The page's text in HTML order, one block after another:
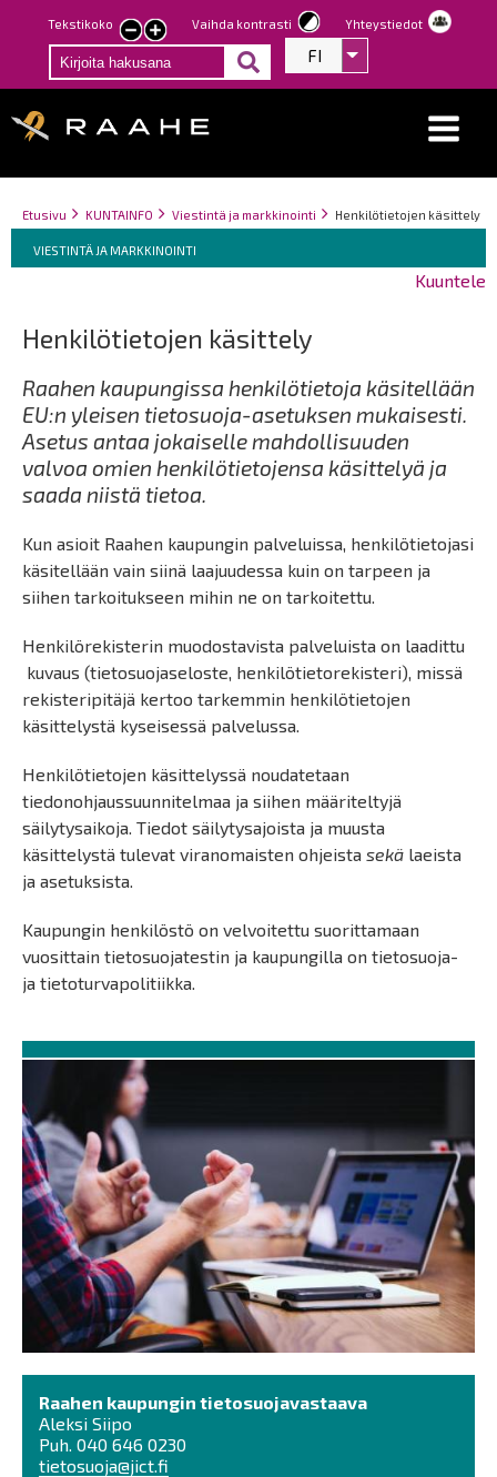
Hyppää
pääsisältöön
Tekstikoko
Pienennä
tekstin
kokoa
Suurenna
tekstin
kokoa
Vaihda kontrasti Yhteystiedot
FI Listaa
Breadcrumbs
You
here:
Etusivu KUNTAINFO Viestintä ja markkinointi Henkilötietojen käsittely
Breadcrumbs
You
are
VIESTINTÄ JA MARKKINOINTI
Kuuntele
Henkilötietojen käsittely
Raahen kaupungissa henkilötietoja käsitellään
EU:n yleisen tietosuoja-asetuksen mukaisesti.
Asetus antaa jokaiselle mahdollisuuden
valvoa omien henkilötietojensa käsittelyä ja
saada niistä tietoa.
Kun asioit Raahen kaupungin palveluissa, henkilötietojasi
käsitellään vain siinä laajuudessa kuin on tarpeen ja
siihen tarkoitukseen mihin ne on tarkoitettu.
Henkilörekisterin muodostavista palveluista on laadittu
kuvaus (tietosuojaseloste, henkilötietorekisteri), missä
rekisteripitäjä kertoo tarkemmin henkilötietojen
käsittelystä kyseisessä palvelussa.
Henkilötietojen käsittelyssä noudatetaan
tiedonohjaussuunnitelmaa ja siihen määriteltyjä
säilytysaikoja. Tiedot säilytysajoista ja muusta
käsittelystä tulevat viranomaisten ohjeista sekä laeista
ja asetuksista.
Kaupungin henkilöstö on velvoitettu suorittamaan
vuosittain tietosuojatestin ja kaupungilla on tietosuoja-
ja tietoturvapolitiikka.
Raahen kaupungin tietosuojavastaava
Aleksi Siipo
Puh. 040 646 0230
tietosuoja@jict.fi